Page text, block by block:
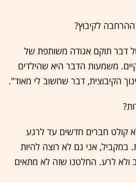
ההרחבה לקיבוץ?
דבר תוקם אגודה משותפת של
משמעות הדבר היא שהילדים
הקיבוצית, דבר שחשוב לי מאוד".
קולט חברים חדשים עד לרגע
במקביל, אני גם לא רוצה להיות
ולא לרע. החלטנו שזה לא מתאים